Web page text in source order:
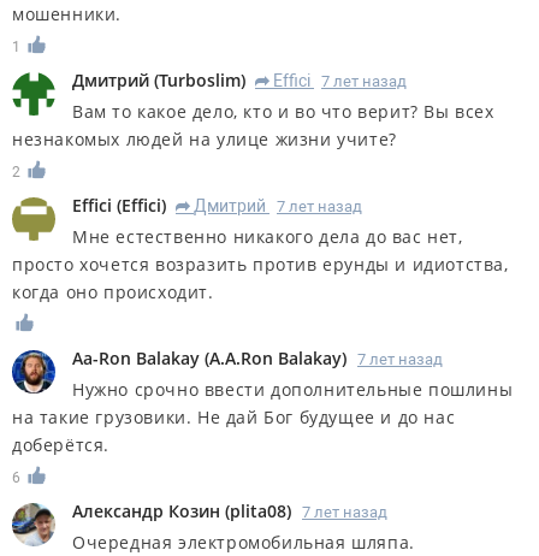
мошенники.
1
Дмитрий (Turboslim) R Effici 7 лет назад
Вам то какое дело, кто и во что верит? Вы всех
незнакомых людей на улице жизни учите?
2
Effici (Effici) R Дмитрий 7 лет назад
Мне естественно никакого дела до вас нет,
просто хочется возразить против ерунды и идиотства,
когда оно происходит.
Aa-Ron Balakay (A.A.Ron Balakay) 7 лет назад
Нужно срочно ввести дополнительные пошлины
на такие грузовики. Не дай Бог будущее и до нас
доберётся.
6
Александр Козин (plita08) 7 лет назад
Очередная электромобильная шляпа.